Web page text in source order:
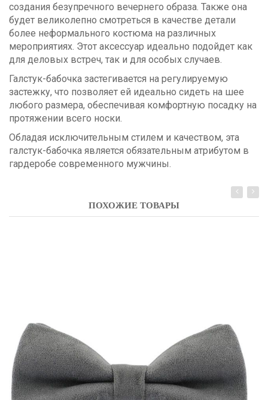
создания безупречного вечернего образа. Также она
будет великолепно смотреться в качестве детали
более неформального костюма на различных
мероприятиях. Этот аксессуар идеально подойдет как
для деловых встреч, так и для особых случаев.
Галстук-бабочка застегивается на регулируемую
застежку, что позволяет ей идеально сидеть на шее
любого размера, обеспечивая комфортную посадку на
протяжении всего носки.
Обладая исключительным стилем и качеством, эта
галстук-бабочка является обязательным атрибутом в
гардеробе современного мужчины.
ПОХОЖИЕ ТОВАРЫ